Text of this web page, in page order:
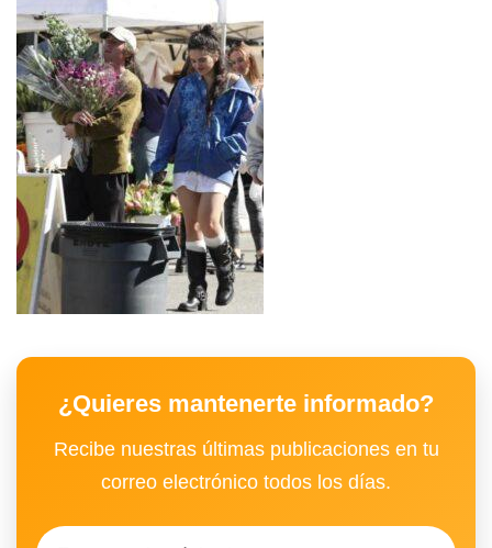
¿Quieres mantenerte informado?
Recibe nuestras últimas publicaciones en tu
correo electrónico todos los días.